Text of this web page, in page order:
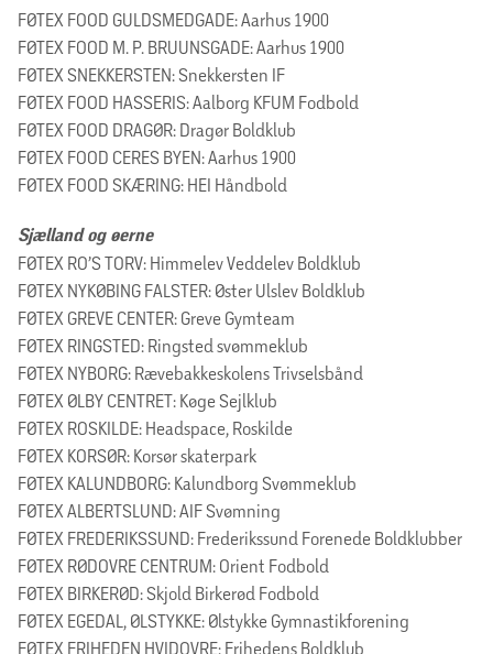
FØTEX FOOD GULDSMEDGADE: Aarhus 1900
FØTEX FOOD M. P. BRUUNSGADE: Aarhus 1900
FØTEX SNEKKERSTEN: Snekkersten IF
FØTEX FOOD HASSERIS: Aalborg KFUM Fodbold
FØTEX FOOD DRAGØR: Dragør Boldklub
FØTEX FOOD CERES BYEN: Aarhus 1900
FØTEX FOOD SKÆRING: HEI Håndbold
Sjælland og øerne
FØTEX RO’S TORV: Himmelev Veddelev Boldklub
FØTEX NYKØBING FALSTER: Øster Ulslev Boldklub
FØTEX GREVE CENTER: Greve Gymteam
FØTEX RINGSTED: Ringsted svømmeklub
FØTEX NYBORG: Rævebakkeskolens Trivselsbånd
FØTEX ØLBY CENTRET: Køge Sejlklub
FØTEX ROSKILDE: Headspace, Roskilde
FØTEX KORSØR: Korsør skaterpark
FØTEX KALUNDBORG: Kalundborg Svømmeklub
FØTEX ALBERTSLUND: AIF Svømning
FØTEX FREDERIKSSUND: Frederikssund Forenede Boldklubber
FØTEX RØDOVRE CENTRUM: Orient Fodbold
FØTEX BIRKERØD: Skjold Birkerød Fodbold
FØTEX EGEDAL, ØLSTYKKE: Ølstykke Gymnastikforening
FØTEX FRIHEDEN HVIDOVRE: Frihedens Boldklub